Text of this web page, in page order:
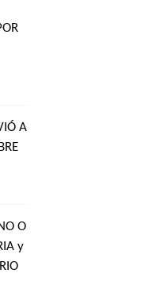
A
O
y